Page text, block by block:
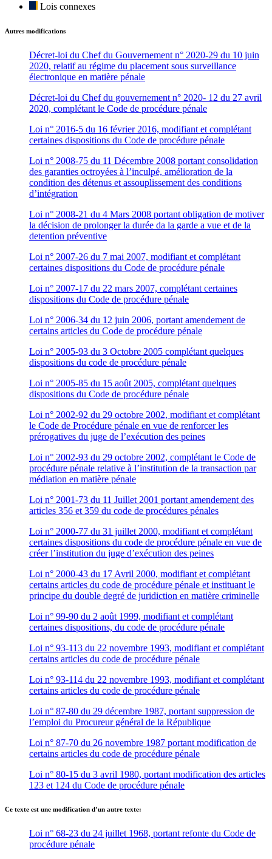
Lois connexes
Autres modifications
Décret-loi du Chef du Gouvernement n° 2020-29 du 10 juin
2020, relatif au régime du placement sous surveillance
électronique en matière pénale
Décret-loi du Chef du gouvernement n° 2020- 12 du 27 avril
2020, complétant le Code de procédure pénale
Loi n° 2016-5 du 16 février 2016, modifiant et complétant
certaines dispositions du Code de procédure pénale
Loi n° 2008-75 du 11 Décembre 2008 portant consolidation
des garanties octroyées à l’inculpé, amélioration de la
condition des détenus et assouplissement des conditions
d’intégration
Loi n° 2008-21 du 4 Mars 2008 portant obligation de motiver
la décision de prolonger la durée da la garde a vue et de la
detention préventive
Loi n° 2007-26 du 7 mai 2007, modifiant et complétant
certaines dispositions du Code de procédure pénale
Loi n° 2007-17 du 22 mars 2007, complétant certaines
dispositions du Code de procédure pénale
Loi n° 2006-34 du 12 juin 2006, portant amendement de
certains articles du Code de procédure pénale
Loi n° 2005-93 du 3 Octobre 2005 complétant quelques
dispositions du code de procédure pénale
Loi n° 2005-85 du 15 août 2005, complétant quelques
dispositions du Code de procédure pénale
Loi n° 2002-92 du 29 octobre 2002, modifiant et complétant
le Code de Procédure pénale en vue de renforcer les
prérogatives du juge de l’exécution des peines
Loi n° 2002-93 du 29 octobre 2002, complétant le Code de
procédure pénale relative à l’institution de la transaction par
médiation en matière pénale
Loi n° 2001-73 du 11 Juillet 2001 portant amendement des
articles 356 et 359 du code de procédures pénales
Loi n° 2000-77 du 31 juillet 2000, modifiant et complétant
certaines dispositions du code de procédure pénale en vue de
créer l’institution du juge d’exécution des peines
Loi n° 2000-43 du 17 Avril 2000, modifiant et complétant
certains articles du code de procédure pénale et instituant le
principe du double degré de juridiction en matière criminelle
Loi n° 99-90 du 2 août 1999, modifiant et complétant
certaines dispositions, du code de procédure pénale
Loi n° 93-113 du 22 novembre 1993, modifiant et complétant
certains articles du code de procédure pénale
Loi n° 93-114 du 22 novembre 1993, modifiant et complétant
certains articles du code de procédure pénale
Loi n° 87-80 du 29 décembre 1987, portant suppression de
l’emploi du Procureur général de la République
Loi n° 87-70 du 26 novembre 1987 portant modification de
certains articles du code de procédure pénale
Loi n° 80-15 du 3 avril 1980, portant modification des articles
123 et 124 du Code de procédure pénale
Ce texte est une modification d’un autre texte:
Loi n° 68-23 du 24 juillet 1968, portant refonte du Code de
procédure pénale